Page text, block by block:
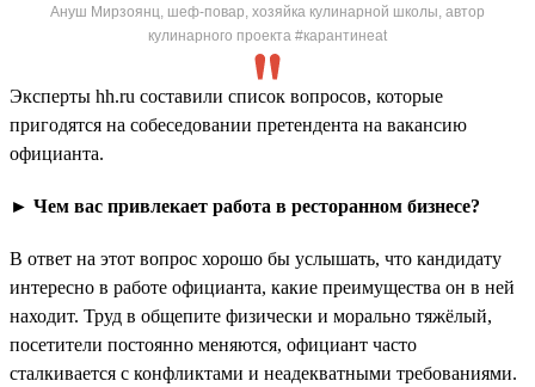
Ануш Мирзоянц, шеф-повар, хозяйка кулинарной школы, автор
кулинарного проекта #карантинeat
Эксперты hh.ru составили список вопросов, которые
пригодятся на собеседовании претендента на вакансию
официанта.
► Чем вас привлекает работа в ресторанном бизнесе?
В ответ на этот вопрос хорошо бы услышать, что кандидату
интересно в работе официанта, какие преимущества он в ней
находит. Труд в общепите физически и морально тяжёлый,
посетители постоянно меняются, официант часто
сталкивается с конфликтами и неадекватными требованиями.